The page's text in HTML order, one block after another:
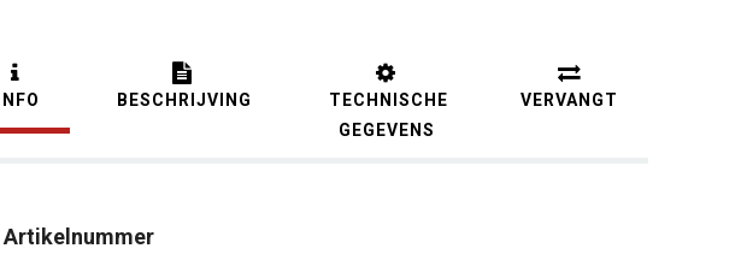
INFO BESCHRIJVING
TECHNISCHE
GEGEVENS
VERVANGT
Artikelnummer